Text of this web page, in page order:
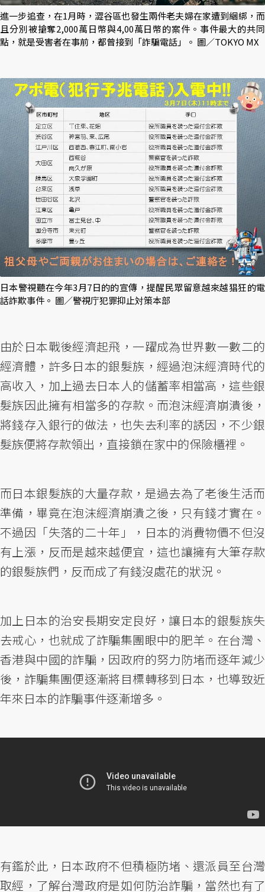
進一步追查，在1月時，澀谷區也發生兩件老夫婦在家遭到綑綁，而
且分別被搶奪2,000萬日幣與4,00萬日幣的案件。事件最大的共同
點，就是受害者在事前，都曾接到「詐騙電話」。 圖／TOKYO MX
日本警視聽在今年3月7日的的宣傳，提醒民眾留意越來越猖狂的電
話詐欺事件。 圖／警視庁犯罪抑止対策本部
由於日本戰後經濟起飛，一躍成為世界數一數二的
經濟體，許多日本的銀髮族，經過泡沫經濟時代的
高收入，加上過去日本人的儲蓄率相當高，這些銀
髮族因此擁有相當多的存款。而泡沫經濟崩潰後，
將錢存入銀行的做法，也失去利率的誘因，不少銀
髮族便將存款領出，直接鎖在家中的保險櫃裡。
而日本銀髮族的大量存款，是過去為了老後生活而
準備，畢竟在泡沫經濟崩潰之後，只有錢才實在。
不過因「失落的二十年」，日本的消費物價不但沒
有上漲，反而是越來越便宜，這也讓擁有大筆存款
的銀髮族們，反而成了有錢沒處花的狀況。
加上日本的治安長期安定良好，讓日本的銀髮族失
去戒心，也就成了詐騙集團眼中的肥羊。在台灣、
香港與中國的詐騙，因政府的努力防堵而逐年減少
後，詐騙集團便逐漸將目標轉移到日本，也導致近
年來日本的詐騙事件逐漸增多。
有鑑於此，日本政府不但積極防堵、還派員至台灣
取經，了解台灣政府是如何防治詐騙，當然也有了